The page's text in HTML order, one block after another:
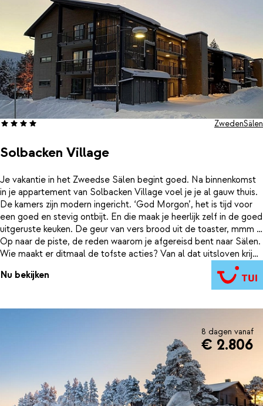
Solbacken Village
ZwedenSälen
Je vakantie in het Zweedse Sälen begint goed. Na binnenkomst
in je appartement van Solbacken Village voel je je al gauw thuis.
De kamers zijn modern ingericht. ‘God Morgon’, het is tijd voor
een goed en stevig ontbijt. En die maak je heerlijk zelf in de goed
uitgeruste keuken. De geur van vers brood uit de toaster, mmm …
Op naar de piste, de reden waarom je afgereisd bent naar Sälen.
Wie maakt er ditmaal de tofste acties? Van al dat uitsloven krijg
je trek. In het restaurant van Solbacken Village smul je van de
lekkerste gerechten. Heb je toch nog energie over? Kook dan
gezellig samen jullie lievelingsgerecht. Na zo’n actieve dag is
Nu bekijken
8 dagen vanaf
€ 2.806